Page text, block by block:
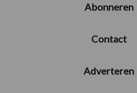
Abonneren
Contact
Adverteren